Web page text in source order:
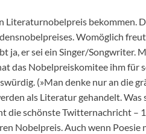
Literaturnobelpreis bekommen.
Womöglich
ja, er sei ein Singer/Songwriter.
das Nobelpreiskomitee ihm für
(»Man denke nur an die
als Literatur gehandelt.
die schönste Twitternachricht –
Nobelpreis. Auch wenn